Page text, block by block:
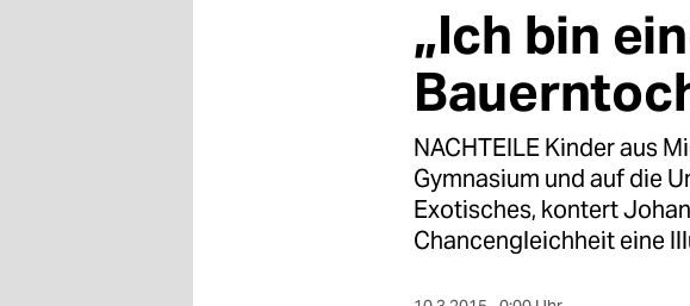
„Ich bin
NACHTEILE Kinder aus
Gymnasium und auf die
Exotisches, kontert
Chancengleichheit eine